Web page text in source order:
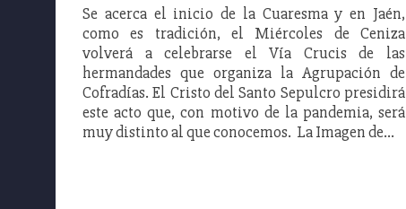
Se acerca el inicio de la Cuaresma y en Jaén,
como es tradición, el Miércoles de Ceniza
volverá a celebrarse el Vía Crucis de las
hermandades que organiza la Agrupación de
Cofradías. El Cristo del Santo Sepulcro presidirá
este acto que, con motivo de la pandemia, será
muy distinto al que conocemos. La Imagen de…